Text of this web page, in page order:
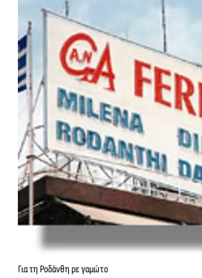
Για τη Ροδάνθη ρε γαμώτο